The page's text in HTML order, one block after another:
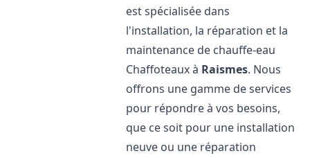
est spécialisée dans
l'installation, la réparation et la
maintenance de chauffe-eau
Chaffoteaux à Raismes. Nous
offrons une gamme de services
pour répondre à vos besoins,
que ce soit pour une installation
neuve ou une réparation